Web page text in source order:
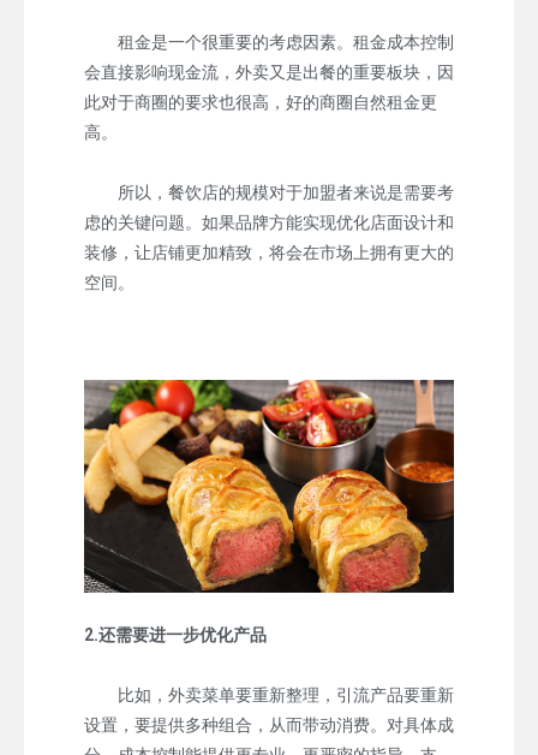
租金是一个很重要的考虑因素。租金成本控制
会直接影响现金流，外卖又是出餐的重要板块，因
此对于商圈的要求也很高，好的商圈自然租金更
高。
所以，餐饮店的规模对于加盟者来说是需要考
虑的关键问题。如果品牌方能实现优化店面设计和
装修，让店铺更加精致，将会在市场上拥有更大的
空间。
2.还需要进一步优化产品
比如，外卖菜单要重新整理，引流产品要重新
设置，要提供多种组合，从而带动消费。对具体成